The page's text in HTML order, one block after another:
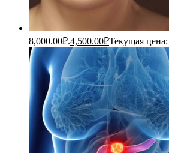
8,000.00₽.4,500.00₽Текущая